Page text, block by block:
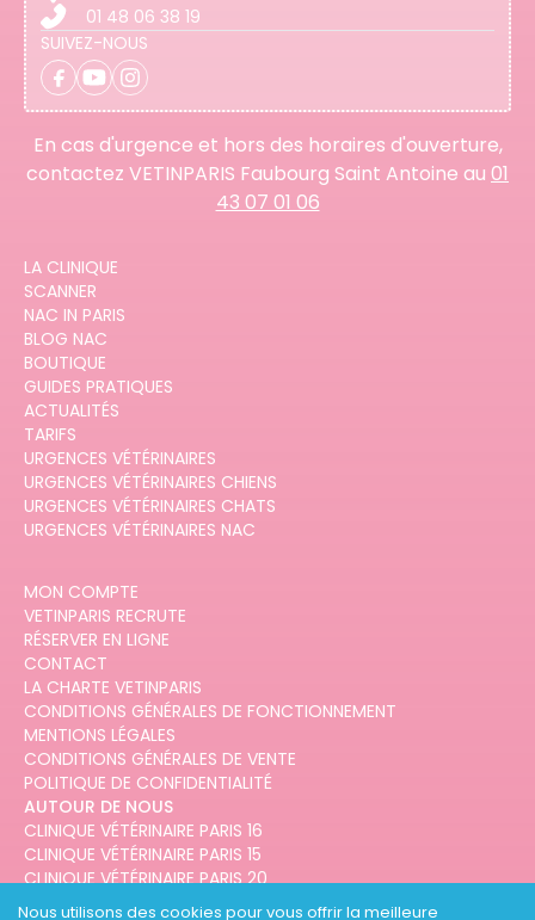
Nous utilisons des cookies pour vous offrir la meilleure
01 48 06 38 19
SUIVEZ-NOUS
En cas d'urgence et hors des horaires d'ouverture,
contactez VETINPARIS Faubourg Saint Antoine au 01
43 07 01 06
LA CLINIQUE
SCANNER
NAC IN PARIS
BLOG NAC
BOUTIQUE
GUIDES PRATIQUES
ACTUALITÉS
TARIFS
URGENCES VÉTÉRINAIRES
URGENCES VÉTÉRINAIRES CHIENS
URGENCES VÉTÉRINAIRES CHATS
URGENCES VÉTÉRINAIRES NAC
MON COMPTE
VETINPARIS RECRUTE
RÉSERVER EN LIGNE
CONTACT
LA CHARTE VETINPARIS
CONDITIONS GÉNÉRALES DE FONCTIONNEMENT
MENTIONS LÉGALES
CONDITIONS GÉNÉRALES DE VENTE
POLITIQUE DE CONFIDENTIALITÉ
AUTOUR DE NOUS
CLINIQUE VÉTÉRINAIRE PARIS 16
CLINIQUE VÉTÉRINAIRE PARIS 15
CLINIQUE VÉTÉRINAIRE PARIS 20
CLINIQUE VÉTÉRINAIRE PARIS 12